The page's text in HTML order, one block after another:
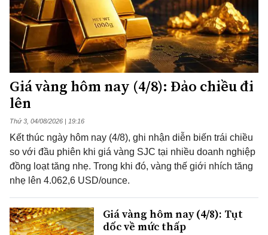
Giá vàng hôm nay (4/8): Đảo chiều đi
lên
Thứ 3, 04/08/2026 | 19:16
Kết thúc ngày hôm nay (4/8), ghi nhận diễn biến trái chiều
so với đầu phiên khi giá vàng SJC tại nhiều doanh nghiệp
đồng loạt tăng nhẹ. Trong khi đó, vàng thế giới nhích tăng
nhẹ lên 4.062,6 USD/ounce.
Giá vàng hôm nay (4/8): Tụt
dốc về mức thấp